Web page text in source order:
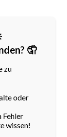
🤦
zu
oder
Fehler
wissen!